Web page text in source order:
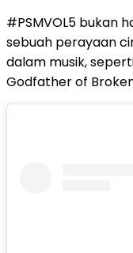
#PSMVOL5 bukan
sebuah perayaan
dalam musik,
Godfather of